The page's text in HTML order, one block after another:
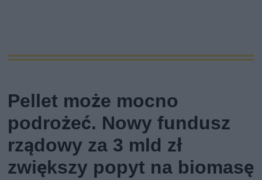
Pellet może mocno
podrożeć. Nowy fundusz
rządowy za 3 mld zł
zwiększy popyt na biomasę